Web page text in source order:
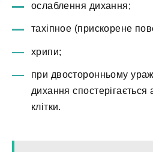
ослаблення дихання;
тахіпное (прискорене
хрипи;
при двосторонньому
дихання спостерігається
клітки.